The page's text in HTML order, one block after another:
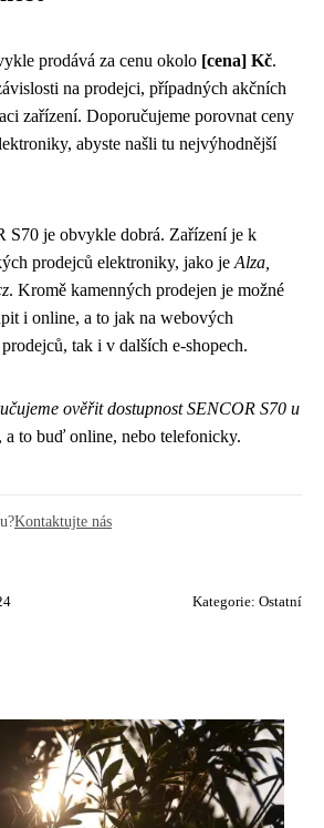
prodává za cenu okolo [cena] Kč.
na prodejci, případných akčních
zařízení. Doporučujeme porovnat ceny
abyste našli tu nejvýhodnější
S70 je obvykle dobrá. Zařízení je k
prodejců elektroniky, jako je Alza,
. Kromě kamenných prodejen je možné
i online, a to jak na webových
tak i v dalších e-shopech.
ověřit dostupnost SENCOR S70 u
, a to buď online, nebo telefonicky.
Kontaktujte nás
Kategorie: Ostatní